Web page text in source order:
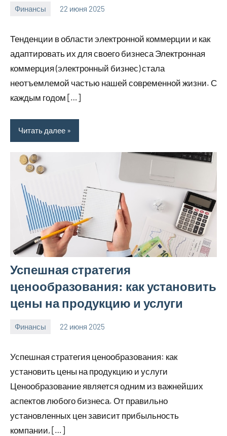
Финансы 22 июня 2025
Тенденции в области электронной коммерции и как
адаптировать их для своего бизнеса Электронная
коммерция (электронный бизнес) стала
неотъемлемой частью нашей современной жизни. С
каждым годом […]
Читать далее
Успешная стратегия
ценообразования: как установить
цены на продукцию и услуги
Финансы 22 июня 2025
Успешная стратегия ценообразования: как
установить цены на продукцию и услуги
Ценообразование является одним из важнейших
аспектов любого бизнеса. От правильно
установленных цен зависит прибыльность
компании, […]